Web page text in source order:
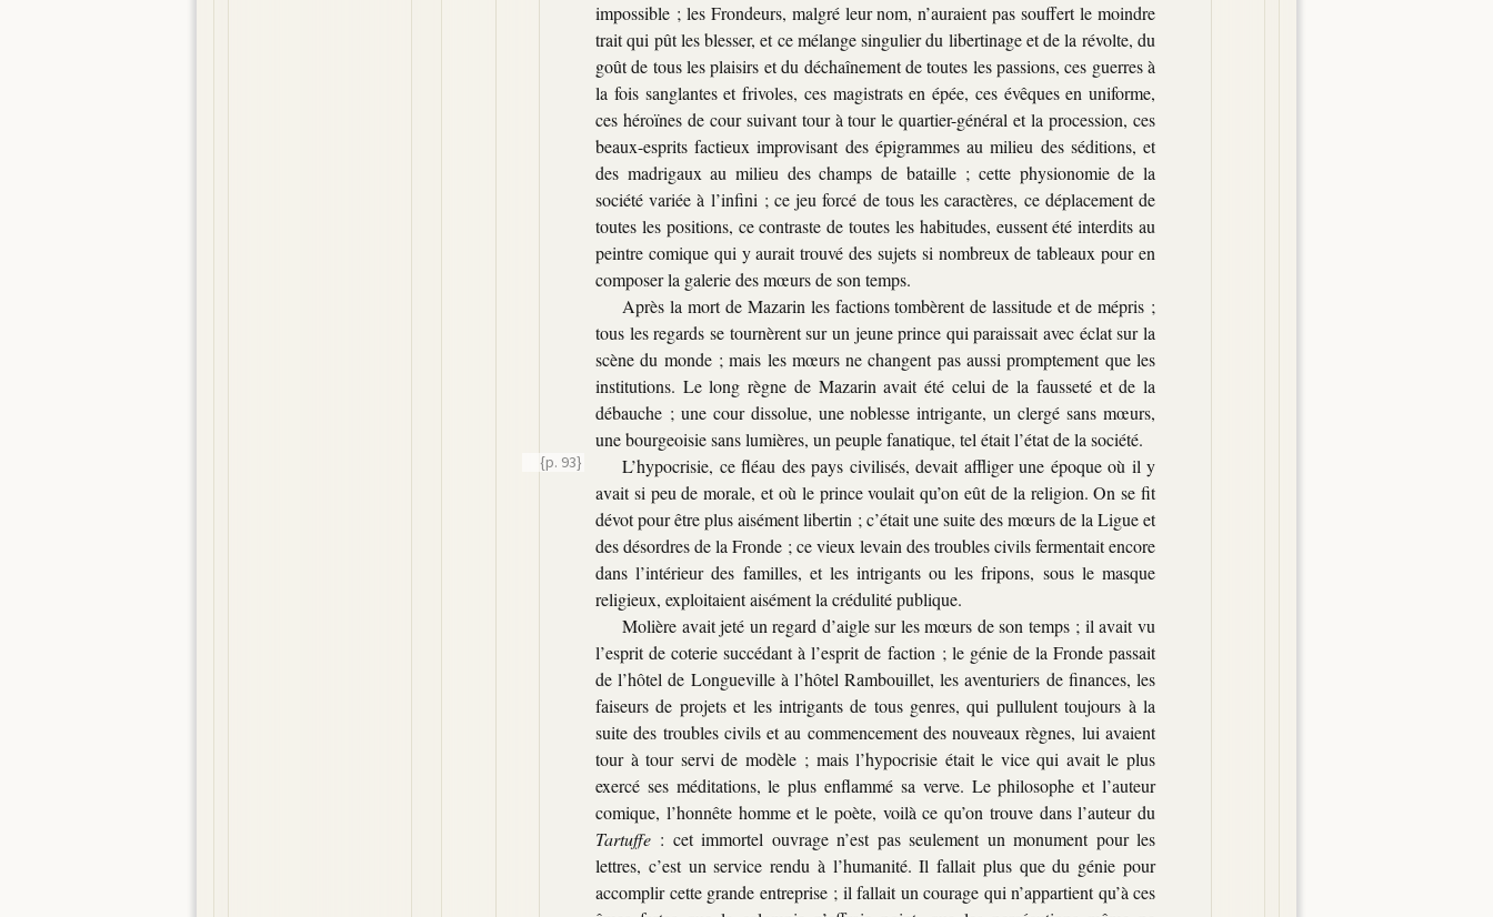
impossible ; les Frondeurs, malgré leur nom, n’auraient pas souffert le moindre
trait qui pût les blesser, et ce mélange singulier du libertinage et de la révolte, du
goût de tous les plaisirs et du déchaînement de toutes les passions, ces guerres à
la fois sanglantes et frivoles, ces magistrats en épée, ces évêques en uniforme,
ces héroïnes de cour suivant tour à tour le quartier-général et la procession, ces
beaux-esprits factieux improvisant des épigrammes au milieu des séditions, et
des madrigaux au milieu des champs de bataille ; cette physionomie de la
société variée à l’infini ; ce jeu forcé de tous les caractères, ce déplacement de
toutes les positions, ce contraste de toutes les habitudes, eussent été interdits au
peintre comique qui y aurait trouvé des sujets si nombreux de tableaux pour en
composer la galerie des mœurs de son temps.
Après la mort de Mazarin les factions tombèrent de lassitude et de mépris ;
tous les regards se tournèrent sur un jeune prince qui paraissait avec éclat sur la
scène du monde ; mais les mœurs ne changent pas aussi promptement que les
institutions. Le long règne de Mazarin avait été celui de la fausseté et de la
débauche ; une cour dissolue, une noblesse intrigante, un clergé sans mœurs,
une bourgeoisie sans lumières, un peuple fanatique, tel était l’état de la société.
L’hypocrisie, ce fléau des pays civilisés, devait affliger une
{p. 93}
époque où il y
avait si peu de morale, et où le prince voulait qu’on eût de la religion. On se fit
dévot pour être plus aisément libertin ; c’était une suite des mœurs de la Ligue et
des désordres de la Fronde ; ce vieux levain des troubles civils fermentait encore
dans l’intérieur des familles, et les intrigants ou les fripons, sous le masque
religieux, exploitaient aisément la crédulité publique.
Molière avait jeté un regard d’aigle sur les mœurs de son temps ; il avait vu
l’esprit de coterie succédant à l’esprit de faction ; le génie de la Fronde passait
de l’hôtel de Longueville à l’hôtel Rambouillet, les aventuriers de finances, les
faiseurs de projets et les intrigants de tous genres, qui pullulent toujours à la
suite des troubles civils et au commencement des nouveaux règnes, lui avaient
tour à tour servi de modèle ; mais l’hypocrisie était le vice qui avait le plus
exercé ses méditations, le plus enflammé sa verve. Le philosophe et l’auteur
comique, l’honnête homme et le poète, voilà ce qu’on trouve dans l’auteur du
Tartuffe : cet immortel ouvrage n’est pas seulement un monument pour les
lettres, c’est un service rendu à l’humanité. Il fallait plus que du génie pour
accomplir cette grande entreprise ; il fallait un courage qui n’appartient qu’à ces